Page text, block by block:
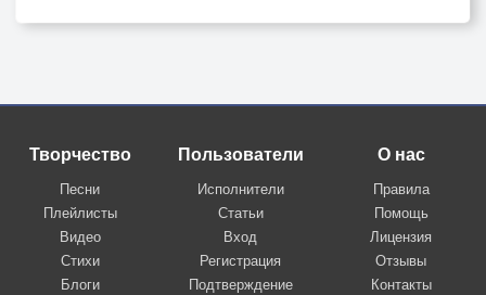
Творчество
Песни
Плейлисты
Видео
Стихи
Блоги
Пользователи
Исполнители
Статьи
Вход
Регистрация
Подтверждение
О нас
Правила
Помощь
Лицензия
Отзывы
Контакты